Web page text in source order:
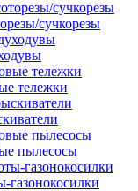
сучкорезы
тележки
пылесосы
газонокосилки